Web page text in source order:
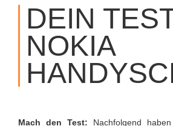
CONTENT
DEIN
NOKIA
Mach den Test: Nachfolgend